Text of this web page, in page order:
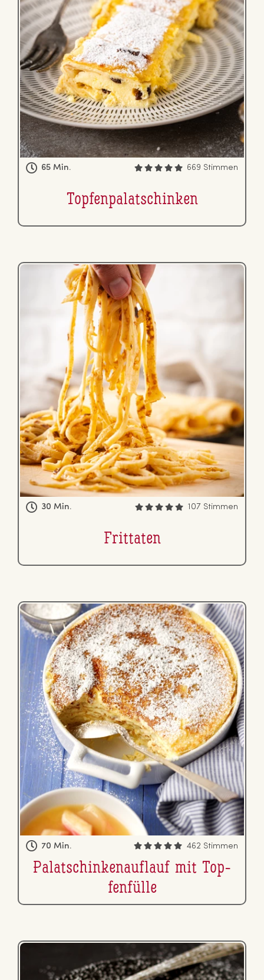
65 Min. 669 Stimmen
Top­fen­pa­la­tschin­ken
30 Min. 107 Stimmen
Frittaten
70 Min. 462 Stimmen
Pa­la­tschin­ken­auf­lauf mit Top­
fen­fül­le